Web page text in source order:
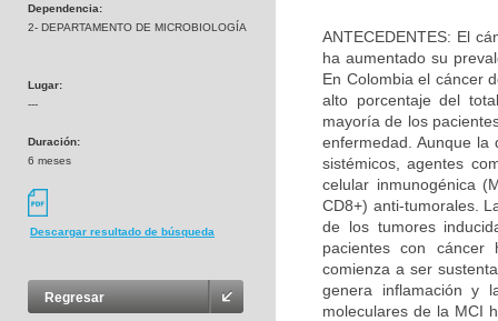
Dependencia:
2- DEPARTAMENTO DE MICROBIOLOGÍA
Lugar:
---
Duración:
6 meses
Descargar resultado de búsqueda
Regresar
ANTECEDENTES: El
ha aumentado su
En Colombia el cáncer
alto porcentaje del
mayoría de los
enfermedad. Aunque la
sistémicos, agentes
celular inmunogénica
CD8+) anti-tumorales.
de los tumores
pacientes con cáncer
comienza a ser
genera inflamación y
moleculares de la MCI